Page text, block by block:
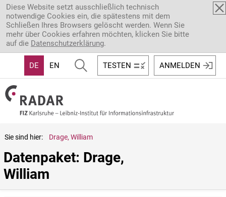
Direkt zum Inhalt
Diese Website setzt ausschließlich technisch
notwendige Cookies ein, die spätestens mit dem
Schließen Ihres Browsers gelöscht werden. Wenn Sie
mehr über Cookies erfahren möchten, klicken Sie bitte
auf die Datenschutzerklärung.
DE EN TESTEN ANMELDEN
Sie sind hier: Drage, William
Datenpaket: Drage,
William